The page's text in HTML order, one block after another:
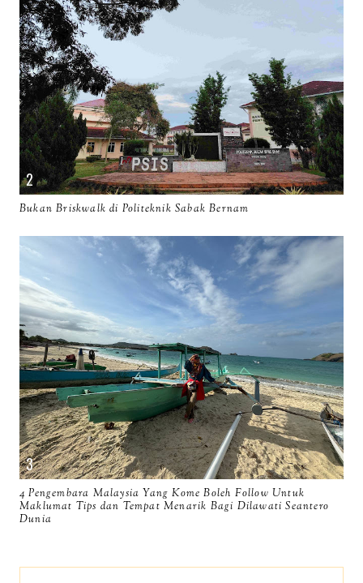
Bukan Briskwalk di Politeknik Sabak Bernam
4 Pengembara Malaysia Yang Kome Boleh Follow Untuk
Maklumat Tips dan Tempat Menarik Bagi Dilawati Seantero
Dunia